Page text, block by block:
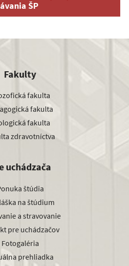
ŠP
Fakulty
fakulta
fakulta
fakulta
zdravotníctva
uchádzača
štúdia
na štúdium
a stravovanie
pre uchádzačov
Fotogaléria
prehliadka